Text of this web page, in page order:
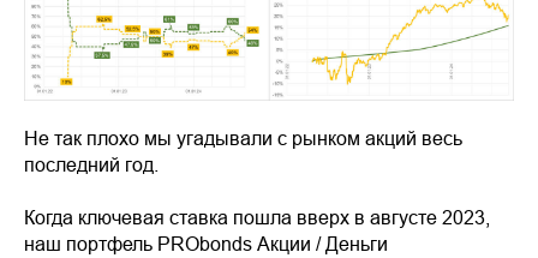
Не так плохо мы угадывали с рынком акций весь
последний год.
Когда ключевая ставка пошла вверх в августе 2023,
наш портфель PRObonds Акции / Деньги